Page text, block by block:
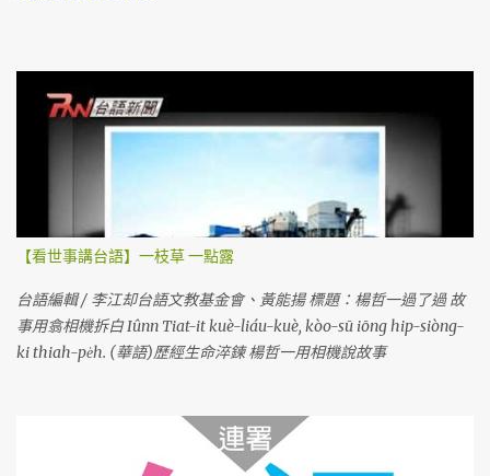
【看世事講台語】一枝草 一點露
台語編輯 / 李江却台語文教基金會、黃能揚 標題：楊哲一過了過 故
事用翕相機拆白 Iûnn Tiat-it kuè-liáu-kuè, kòo-sū iōng hip-siòng-
ki thiah-pe̍h. (華語)歷經生命淬鍊 楊哲一用相機說故事